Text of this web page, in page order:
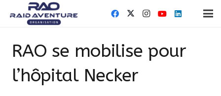
RAO se mobilise pour
l’hôpital Necker